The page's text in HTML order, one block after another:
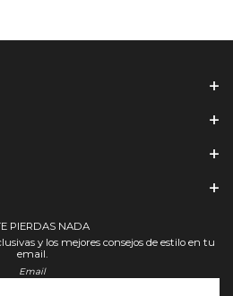
PIERDAS NADA
y los mejores consejos de estilo en tu
email.
Email